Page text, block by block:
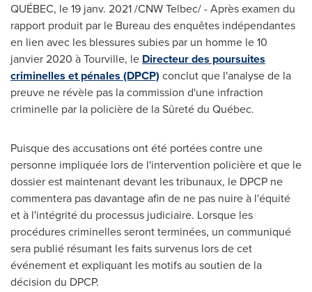
QUÉBEC, le 19 janv. 2021 /CNW Telbec/ - Après examen du
rapport produit par le Bureau des enquêtes indépendantes
en lien avec les blessures subies par un homme le 10
janvier 2020 àTourville, le Directeur des poursuites
criminelles et pénales (DPCP) conclut que l'analyse de la
preuve ne révèle pas la commission d'une infraction
criminelle par la policière de la Sûreté du Québec.
Puisque des accusations ont été portées contre une
personne impliquée lors de l'intervention policière et que le
dossier est maintenant devant les tribunaux, le DPCP ne
commentera pas davantage afin de ne pas nuire à l'équité
et à l'intégrité du processus judiciaire. Lorsque les
procédures criminelles seront terminées, un communiqué
sera publié résumant les faits survenus lors de cet
événement et expliquant les motifs au soutien de la
décision du DPCP.